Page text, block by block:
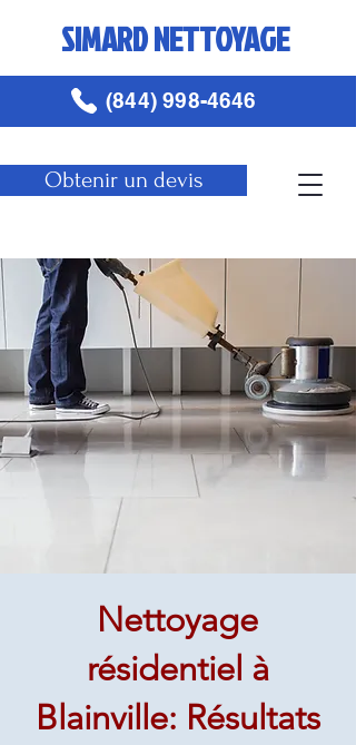
SIMARD NETTOYAGE
Obtenir un devis
(844) 998-4646
Nettoyage
résidentiel à
Blainville: Résultats